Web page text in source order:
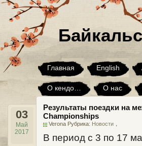
Главная English
О кендо… О нас
Юмор Я хочу, но…
Результаты поездки на
Championships
Verona Рубрика: Новости ，
03
Май
2017
В период с 3 по 17